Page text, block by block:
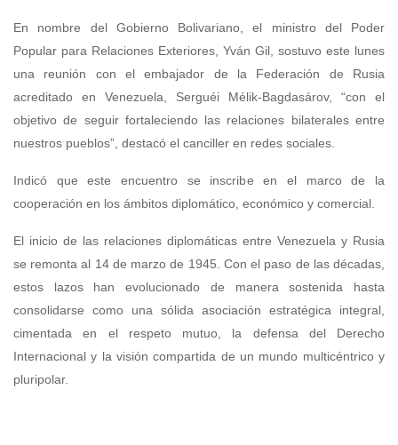
En nombre del Gobierno Bolivariano, el ministro del Poder
Popular para Relaciones Exteriores, Yván Gil, sostuvo este lunes
una reunión con el embajador de la Federación de Rusia
acreditado en Venezuela, Serguéi Mélik-Bagdasárov, “con el
objetivo de seguir fortaleciendo las relaciones bilaterales entre
nuestros pueblos”, destacó el canciller en redes sociales.
Indicó que este encuentro se inscribe en el marco de la
cooperación en los ámbitos diplomático, económico y comercial.
El inicio de las relaciones diplomáticas entre Venezuela y Rusia
se remonta al 14 de marzo de 1945. Con el paso de las décadas,
estos lazos han evolucionado de manera sostenida hasta
consolidarse como una sólida asociación estratégica integral,
cimentada en el respeto mutuo, la defensa del Derecho
Internacional y la visión compartida de un mundo multicéntrico y
pluripolar.